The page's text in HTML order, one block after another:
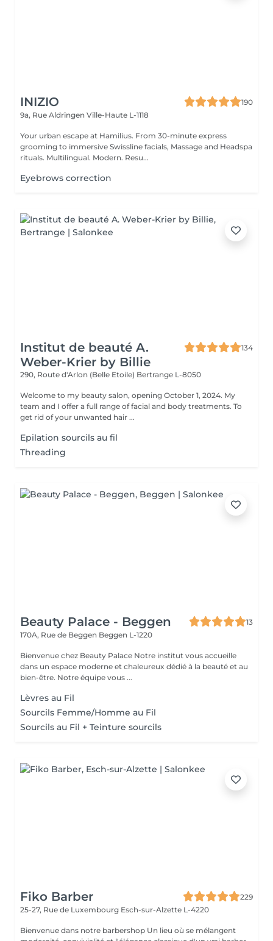
INIZIO
190
9a, Rue Aldringen Ville-Haute L-1118
Your urban escape at Hamilius. From 30-minute express
grooming to immersive Swissline facials, Massage and Headspa
rituals. Multilingual. Modern. Resu...
Eyebrows correction
Institut de beauté A.
Weber-Krier by Billie
134
290, Route d'Arlon (Belle Etoile) Bertrange L-8050
Welcome to my beauty salon, opening October 1, 2024. My
team and I offer a full range of facial and body treatments. To
get rid of your unwanted hair ...
Epilation sourcils au fil
Threading
Beauty Palace - Beggen
13
170A, Rue de Beggen Beggen L-1220
Bienvenue chez Beauty Palace Notre institut vous accueille
dans un espace moderne et chaleureux dédié à la beauté et au
bien-être. Notre équipe vous ...
Lèvres au Fil
Sourcils Femme/Homme au Fil
Sourcils au Fil + Teinture sourcils
Fiko Barber
229
25-27, Rue de Luxembourg Esch-sur-Alzette L-4220
Bienvenue dans notre barbershop Un lieu où se mélangent